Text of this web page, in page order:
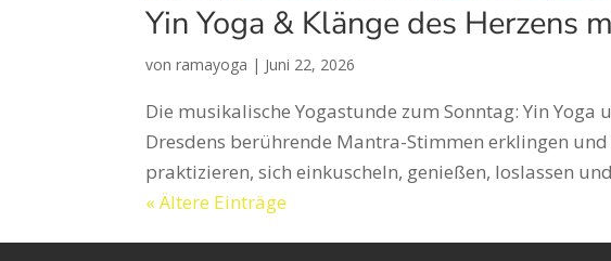
Yin Yoga & Klänge des Herzens
vonramayoga | Juni 22, 2026
Die musikalische Yogastunde zum Sonntag: Yin
Dresdens berührende Mantra-Stimmen erklingen
praktizieren, sich einkuscheln, genießen, loslassen
« Ältere Einträge